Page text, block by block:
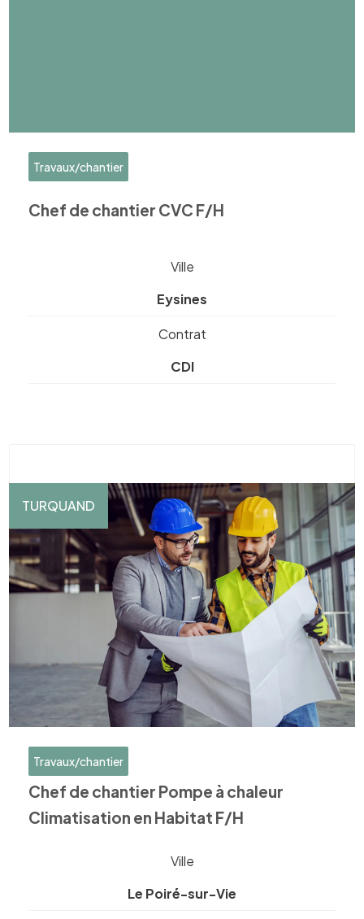
Travaux/chantier
Chef de chantier CVC F/H
Ville
Eysines
Contrat
CDI
TURQUAND
Travaux/chantier
Chef de chantier Pompe à chaleur
Climatisation en Habitat F/H
Ville
Le Poiré-sur-Vie